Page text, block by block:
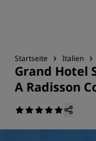
Startseite Italien
Grand Hotel
A Radisson